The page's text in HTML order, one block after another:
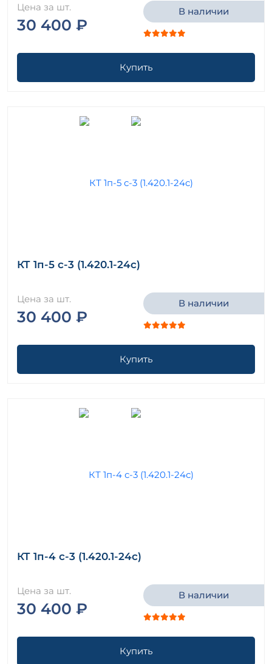
Цена за шт.
30 400 ₽
В наличии
Купить
КТ 1п-5 с-3 (1.420.1-24с)
Цена за шт.
30 400 ₽
В наличии
Купить
КТ 1п-4 с-3 (1.420.1-24с)
Цена за шт.
30 400 ₽
В наличии
Купить